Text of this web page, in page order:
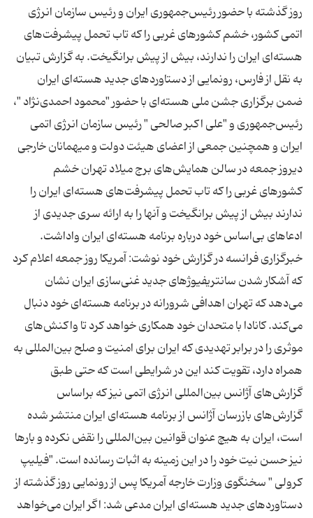
روز گذشته با حضور رئیس‌جمهوری ایران و رئیس سازمان انرژی
اتمی كشور، خشم كشورهای غربی را كه تاب تحمل پیشرفت‌های
هسته‌ای ایران را ندارند، بیش از پیش برانگیخت. به گزارش تبیان
به نقل از فارس، رونمایی از دستاوردهای جدید هسته‌ای ایران
ضمن برگزاری جشن ملی هسته‌ای با حضور "محمود احمدی‌نژاد "،
رئیس‌جمهوری و "علی اكبر صالحی " رئیس سازمان انرژی اتمی
ایران و همچنین جمعی از اعضای هیئت دولت و میهمانان خارجی
دیروز جمعه در سالن همایش‌های برج میلاد تهران خشم
كشورهای غربی را كه تاب تحمل پیشرفت‌های هسته‌ای ایران را
ندارند بیش از پیش برانگیخت و آنها را به ارائه سری جدیدی از
ادعاهای بی‌اساس خود درباره برنامه هسته‌ای ایران واداشت.
خبرگزاری فرانسه در گزارش خود نوشت: آمریكا روز جمعه اعلام كرد
كه آشكار شدن سانتریفیوژهای جدید غنی‌سازی ایران نشان
می‌دهد كه تهران اهدافی شرورانه در برنامه هسته‌ای خود دنبال
می‌كند. كانادا با متحدان خود همكاری خواهد كرد تا واكنش‌های
موثری را در برابر تهدیدی كه ایران برای امنیت و صلح بین‌المللی به
همراه دارد، تقویت كند این در شرایطی است كه حتی طبق
گزارش‌های آژانس بین‌المللی انرژی اتمی نیز كه براساس
گزارش‌های بازرسان آژانس از برنامه هسته‌ای ایران منتشر شده
است، ایران به هیچ عنوان قوانین بین‌المللی را نقض نكرده و بارها
نیز حسن نیت خود را در این زمینه به اثبات رسانده است. "فیلیپ
كرولی " سخنگوی وزارت خارجه آمریكا پس از رونمایی روز گذشته از
دستاوردهای جدید هسته‌ای ایران مدعی شد: اگر ایران می‌خواهد